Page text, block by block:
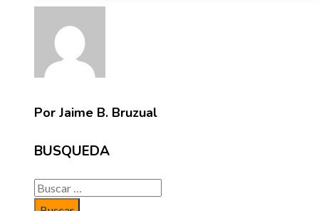
Por Jaime B. Bruzual
BUSQUEDA
Buscar: